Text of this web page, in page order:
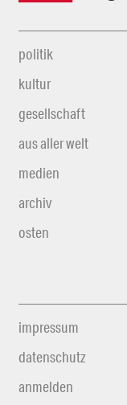
politik
kultur
gesellschaft
aus aller welt
medien
archiv
osten
impressum
datenschutz
anmelden